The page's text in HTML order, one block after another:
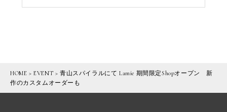
HOME >EVENT >青山スパイラルにて Lamie 期間限定Shopオープン 新
作のカスタムオーダーも